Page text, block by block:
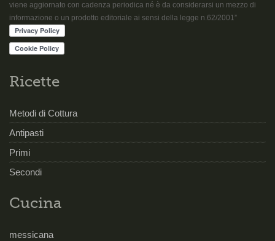
viene aggiornato con cadenza periodica né è da considerarsi un mezzo di
informazione o un prodotto editoriale ai sensi della legge n.62/2001”
Ricette
Metodi di Cottura
Antipasti
Primi
Secondi
Cucina
messicana